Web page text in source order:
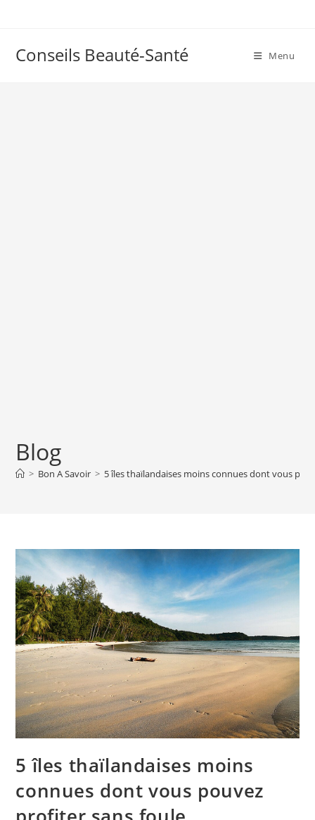
Conseils Beauté-Santé Menu
Blog
> Bon A Savoir > 5 îles thaïlandaises moins connues dont vous
5 îles thaïlandaises moins
connues dont vous pouvez